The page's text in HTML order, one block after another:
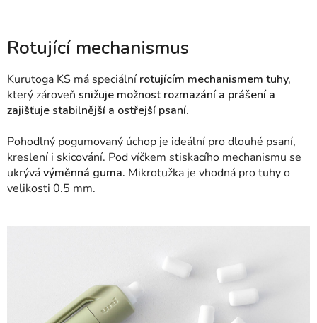
Rotující mechanismus
Kurutoga KS má speciální rotujícím mechanismem tuhy,
který zároveň snižuje možnost rozmazání a prášení a
zajišťuje stabilnější a ostřejší psaní.
Pohodlný pogumovaný úchop je ideální pro dlouhé psaní,
kreslení i skicování. Pod víčkem stiskacího mechanismu se
ukrývávýměnná guma. Mikrotužka je vhodná pro tuhy o
velikosti 0.5 mm.